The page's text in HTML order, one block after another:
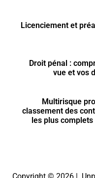
Licenciement et
Droit pénal :
vue et vos
Multirisque
classement des
les plus
Copyright © 2026 |